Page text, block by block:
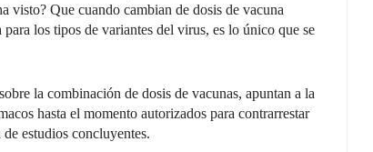
visto? Que cuando cambian de dosis de vacuna
los tipos de variantes del virus, es lo único que se
la combinación de dosis de vacunas, apuntan a la
hasta el momento autorizados para contrarrestar
estudios concluyentes.